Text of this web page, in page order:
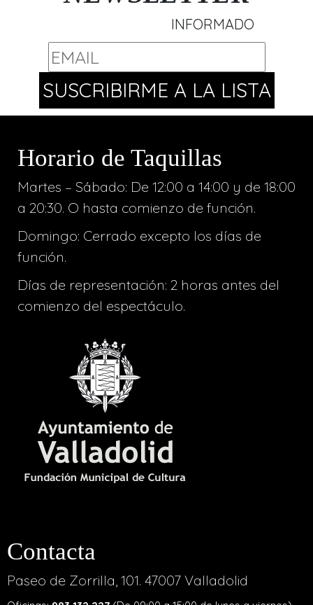
INFORMADO
Horario de Taquillas
Martes – Sábado: De 12:00 a 14:00 y de 18:00
a 20:30. O hasta comienzo de función.
Domingo: Cerrado excepto los días de
función.
Días de representación: 2 horas antes del
comienzo del espectáculo.
Contacta
Paseo de Zorrilla, 101. 47007 Valladolid